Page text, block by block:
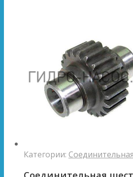
Категории: